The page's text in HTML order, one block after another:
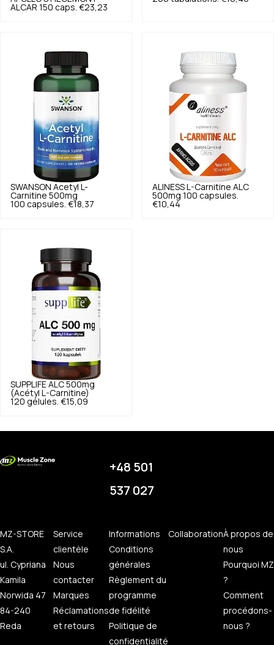
ALCAR 150 caps. €23,23
SWANSON Acetyl L-
Carnitine 500mg
100 capsules. €18,37
ALINESS
L-Carnitine ALC
500mg 100 capsules.
€10,44
SUPPLIFE ALC 500mg
(Acétyl L-Carnitine)
120 gélules. €15,09
+48 501
537 027
MZ-STORE
S.A.
ul. Cypriana
Kamila
Norwida 47
84-240
Reda
Service
clientèle
Nous
contacter
Marques
Réclamations
et retours
Informations
Conditions
générales
Règlement du
programme
de fidélité
Politique de
confidentialité
CollaborationÀ propos de
nous
Pourquoi MZ
?
Comment
procédons-
nous ?